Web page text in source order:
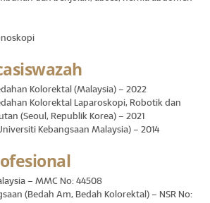
Kolorektal (Malaysia) – 2022
Kolorektal Laparoskopi, Robotik dan
(Seoul, Republik Korea) – 2021
Kebangsaan Malaysia) – 2014
– MMC No: 44508
(Bedah Am, Bedah Kolorektal) – NSR No: